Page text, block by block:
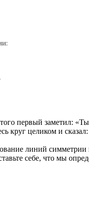
первый заметил:
круг целиком и
линий симметрии
себе, что мы